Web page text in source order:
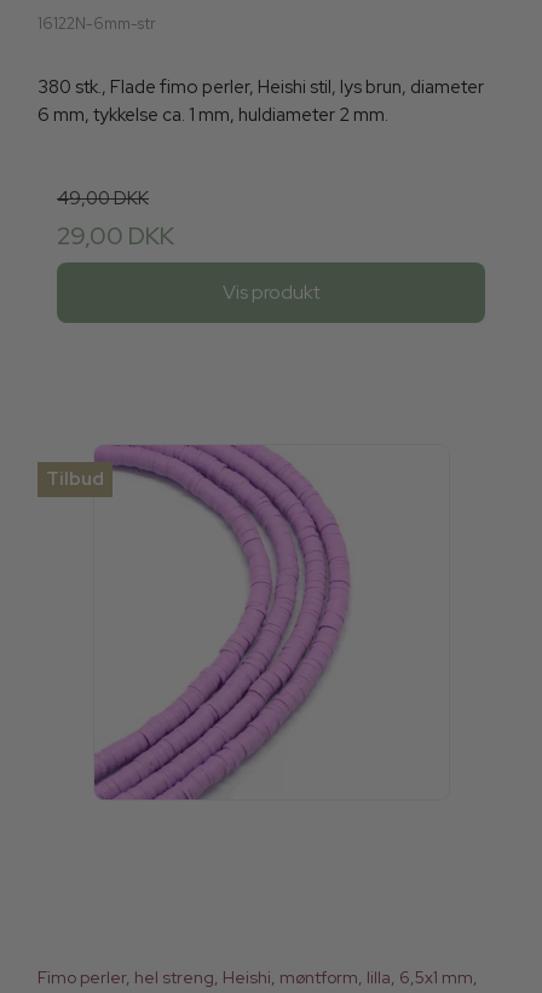
16122N-6mm-str
380 stk., Flade fimo perler, Heishi stil, lys brun, diameter
6 mm, tykkelse ca. 1 mm, huldiameter 2 mm.
49,00 DKK
29,00 DKK
Vis produkt
Tilbud
Fimo perler, hel streng, Heishi, møntform, lilla, 6,5x1 mm,